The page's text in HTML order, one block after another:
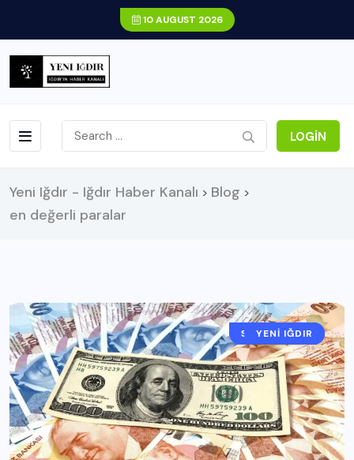
10 AUGUST 2026
LOGIN
Yeni Iğdır - Iğdır Haber Kanalı > Blog >
en değerli paralar
IĞDIR HABER
SORUYORUZ?
YENI IĞDIR